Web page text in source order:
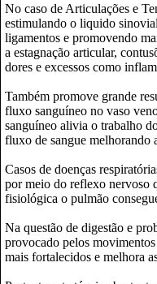
No caso de Articulações e
estimulando o liquido
ligamentos e promovendo
a estagnação articular,
dores e excessos como
Também promove grande
fluxo sanguíneo no vaso
sanguíneo alivia o trabalho
fluxo de sangue melhorando
Casos de doenças
por meio do reflexo nervoso
fisiológica o pulmão
Na questão de digestão e
provocado pelos
mais fortalecidos e melhora